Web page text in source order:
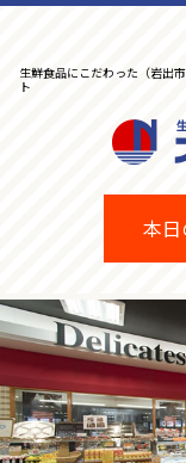
生鮮食品にこだわった（岩出
ト
本